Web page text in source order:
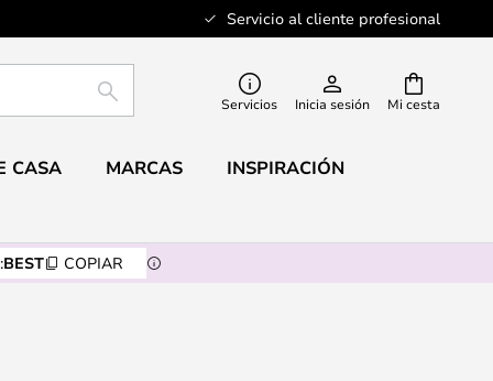
Servicio al cliente profesional
Mi cesta
BUSCAR Servicios Inicia sesión
CASA MARCAS INSPIRACIÓN
BEST COPIAR